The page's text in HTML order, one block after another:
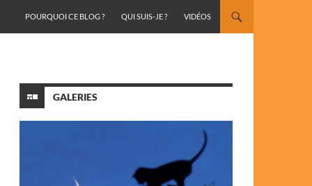
POURQUOI CE BLOG ?
QUI SUIS-JE ? VIDÉOS
GALERIES